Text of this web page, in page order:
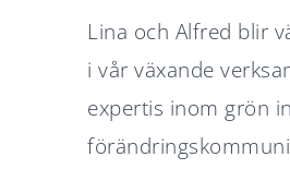
Lina och Alfred blir
i vår växande
expertis inom grön